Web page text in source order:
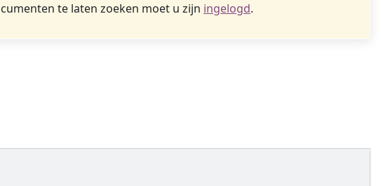
te laten zoeken moet u zijn ingelogd.